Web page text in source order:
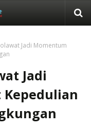
Jadi Momentum
Jadi